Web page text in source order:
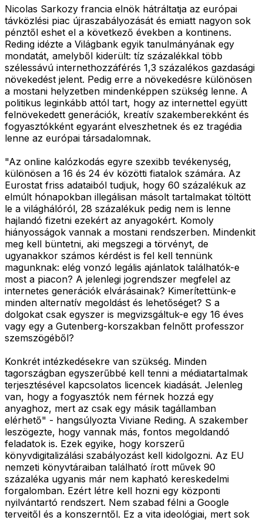
Nicolas Sarkozy francia elnök hátráltatja az európai
távközlési piac újraszabályozását és emiatt nagyon sok
pénztől eshet el a következő években a kontinens.
Reding idézte a Világbank egyik tanulmányának egy
mondatát, amelyből kiderült: tíz százalékkal több
szélessávú internethozzáférés 1,3 százalékos gazdasági
növekedést jelent. Pedig erre a növekedésre különösen
a mostani helyzetben mindenképpen szükség lenne. A
politikus leginkább attól tart, hogy az internettel együtt
felnövekedett generációk, kreatív szakemberekként és
fogyasztókként egyaránt elveszhetnek és ez tragédia
lenne az európai társadalomnak.
"Az online kalózkodás egyre szexibb tevékenység,
különösen a 16 és 24 év közötti fiatalok számára. Az
Eurostat friss adataiból tudjuk, hogy 60 százalékuk az
elmúlt hónapokban illegálisan másolt tartalmakat töltött
le a világhálóról, 28 százalékuk pedig nem is lenne
hajlandó fizetni ezekért az anyagokért. Komoly
hiányosságok vannak a mostani rendszerben. Mindenkit
meg kell büntetni, aki megszegi a törvényt, de
ugyanakkor számos kérdést is fel kell tennünk
magunknak: elég vonzó legális ajánlatok találhatók-e
most a piacon? A jelenlegi jogrendszer megfelel az
internetes generációk elvárásainak? Kimerítettünk-e
minden alternatív megoldást és lehetőséget? S a
dolgokat csak egyszer is megvizsgáltuk-e egy 16 éves
vagy egy a Gutenberg-korszakban felnőtt professzor
szemszögéből?
Konkrét intézkedésekre van szükség. Minden
tagországban egyszerűbbé kell tenni a médiatartalmak
terjesztésével kapcsolatos licencek kiadását. Jelenleg
van, hogy a fogyasztók nem férnek hozzá egy
anyaghoz, mert az csak egy másik tagállamban
elérhető" - hangsúlyozta Viviane Reding. A szakember
leszögezte, hogy vannak más, fontos megoldandó
feladatok is. Ezek egyike, hogy korszerű
könyvdigitalizálási szabályozást kell kidolgozni. Az EU
nemzeti könyvtáraiban található írott művek 90
százaléka ugyanis már nem kapható kereskedelmi
forgalomban. Ezért létre kell hozni egy központi
nyilvántartó rendszert. Nem szabad félni a Google
terveitől és a konszerntől. Ez a vita ideológiai, mert sok